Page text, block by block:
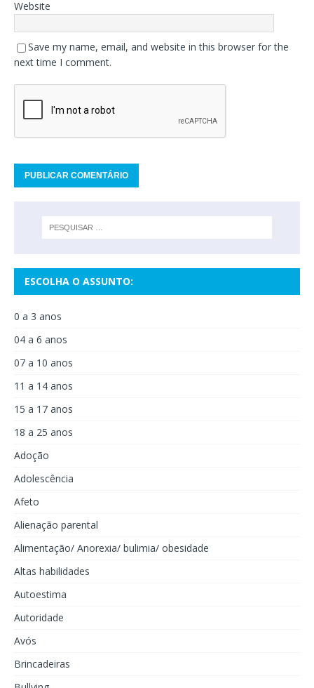
Website
Save my name, email, and website in this browser for the
next time I comment.
ESCOLHA O ASSUNTO:
0 a 3 anos
04 a 6 anos
07 a 10 anos
11 a 14 anos
15 a 17 anos
18 a 25 anos
Adoção
Adolescência
Afeto
Alienação parental
Alimentação/ Anorexia/ bulimia/ obesidade
Altas habilidades
Autoestima
Autoridade
Avós
Brincadeiras